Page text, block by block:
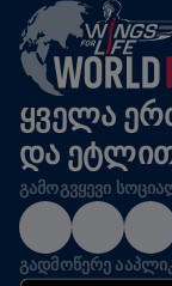
ᲧᲕᲔᲚᲐ
ᲓᲐ
ᲒᲐᲛᲝᲒᲕᲧᲔᲕᲘ
ᲒᲐᲓᲛᲝᲬᲔᲠᲔ